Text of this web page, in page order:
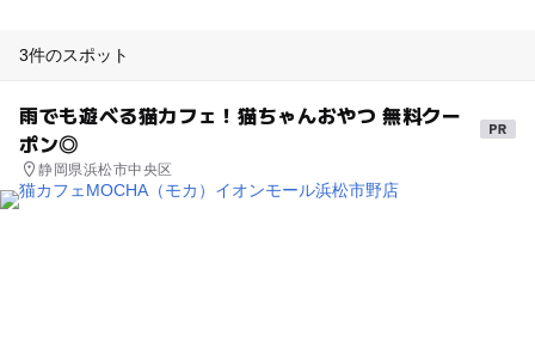
3件のスポット
雨でも遊べる猫カフェ！猫ちゃんおやつ 無料クー
ポン◎
静岡県浜松市中央区